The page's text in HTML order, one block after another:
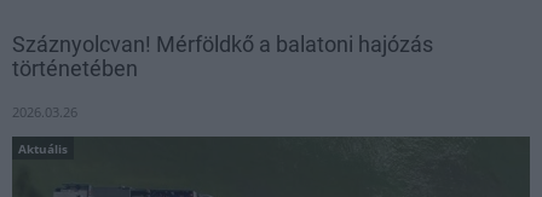
Száznyolcvan! Mérföldkő a balatoni hajózás
történetében
2026.03.26
Aktuális